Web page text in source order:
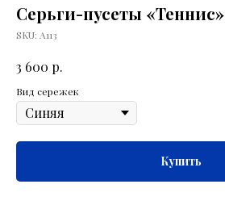
Серьги-пусеты «Теннис»
SKU: А113
3 600 р.
Вид сережек
Купить